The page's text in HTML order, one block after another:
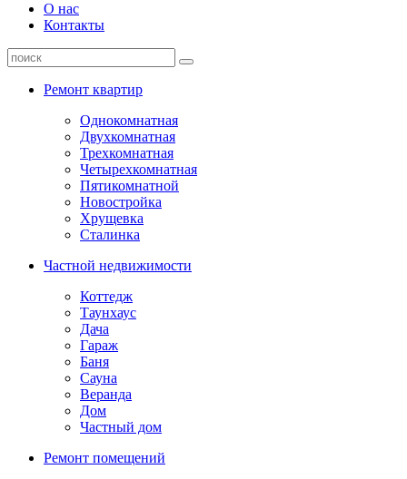
О нас
Контакты
Ремонт квартир
Однокомнатная
Двухкомнатная
Трехкомнатная
Четырехкомнатная
Пятикомнатной
Новостройка
Хрущевка
Сталинка
Частной недвижимости
Коттедж
Таунхаус
Дача
Гараж
Баня
Сауна
Веранда
Дом
Частный дом
Ремонт помещений